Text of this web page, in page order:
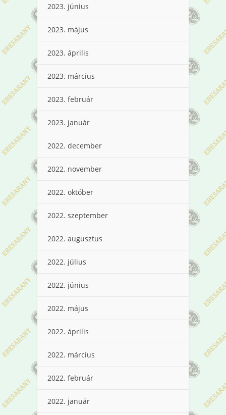
2023. június
2023. május
2023. április
2023. március
2023. február
2023. január
2022. december
2022. november
2022. október
2022. szeptember
2022. augusztus
2022. július
2022. június
2022. május
2022. április
2022. március
2022. február
2022. január